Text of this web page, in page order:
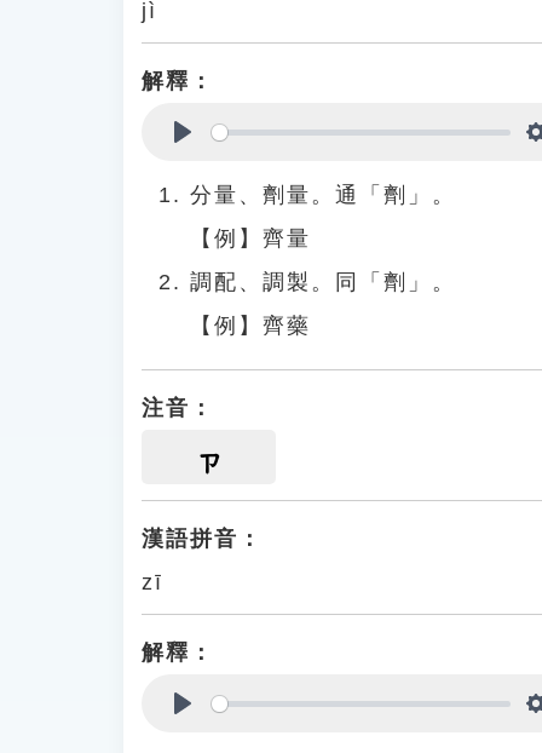
jì
解釋：
分量、劑量。通「劑」。
【例】齊量
調配、調製。同「劑」。
【例】齊藥
注音：
ㄗ
漢語拼音：
zī
解釋：